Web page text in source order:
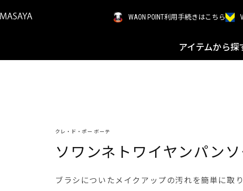
WAON POINT利用手続きはこちら
アイテムから探
クレ・ド・ポー ボーテ
ソワンネトワイヤンパンソ
ブラシについたメイクアップの汚れを簡単に取